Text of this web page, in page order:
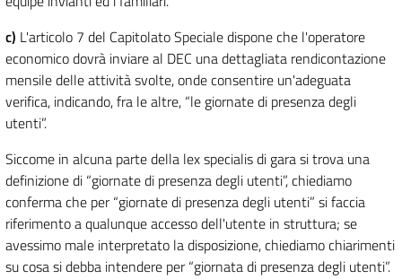
c) L'articolo 7 del Capitolato Speciale dispone che l'operatore
economico dovrà inviare al DEC una dettagliata rendicontazione
mensile delle attività svolte, onde consentire un'adeguata
verifica, indicando, fra le altre, “le giornate di presenza degli
utenti”.
Siccome in alcuna parte della lex specialis di gara si trova una
definizione di “giornate di presenza degli utenti”, chiediamo
conferma che per “giornate di presenza degli utenti” si faccia
riferimento a qualunque accesso dell'utente in struttura; se
avessimo male interpretato la disposizione, chiediamo chiarimenti
su cosa si debba intendere per “giornata di presenza degli utenti”.